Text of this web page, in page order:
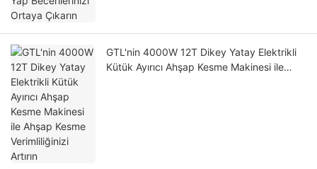
GTL'nin 4000W 12T Dikey Yatay Elektrikli
Kütük Ayırıcı Ahşap Kesme Makinesi ile